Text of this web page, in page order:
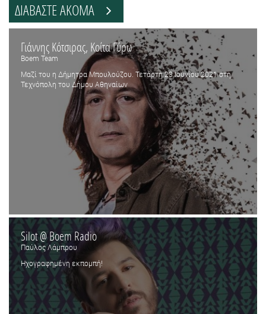
ΔΙΑΒΑΣΤΕ ΑΚΟΜΑ
Γιάννης Κότσιρας, Κοίτα Γύρω
Boem Team
Μαζί του η Δήμητρα Μπουλούζου. Τετάρτη 23 Ιουνίου 2021 στη
Τεχνόπολη του Δήμου Αθηναίων
Silot @ Boem Radio
Παύλος Λάμπρου
Ηχογραφημένη εκπομπή!